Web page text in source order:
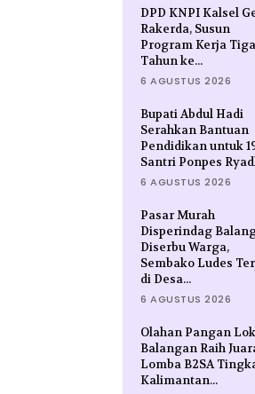
DPD KNPI Kalsel
Rakerda, Susun
Program Kerja Tiga
Tahun ke...
6 AGUSTUS 2026
Bupati Abdul Hadi
Serahkan Bantuan
Pendidikan untuk
Santri Ponpes
6 AGUSTUS 2026
Pasar Murah
Disperindag
Diserbu Warga,
Sembako Ludes
di Desa...
6 AGUSTUS 2026
Olahan Pangan
Balangan Raih
Lomba B2SA
Kalimantan...